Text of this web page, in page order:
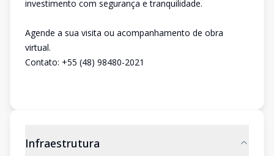
investimento com segurança e tranquilidade.
Agende a sua visita ou acompanhamento de obra
virtual.
Contato: +55 (48) 98480-2021
Infraestrutura